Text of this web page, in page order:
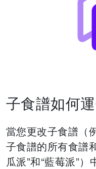
子食譜如何
當您更改子食譜（
子食譜的所有食譜
瓜派”和“藍莓派”）